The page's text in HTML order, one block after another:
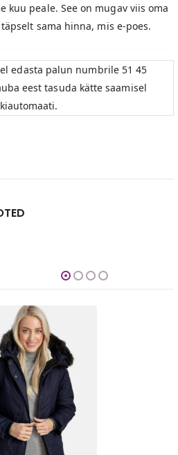
kuu peale. See on mugav viis oma
sama hinna, mis e-poes.
edasta palun numbrile 51 45
eest tasuda kätte saamisel